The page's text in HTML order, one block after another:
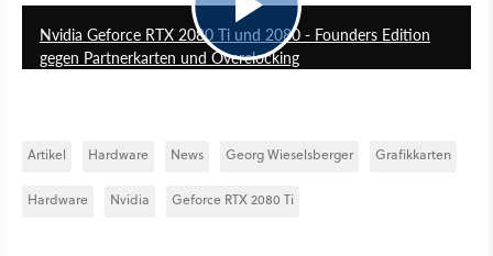
Nvidia Geforce RTX 2080 Ti und 2080 - Founders Edition
gegen Partnerkarten und Overclocking
Artikel Hardware News Georg Wieselsberger Grafikkarten
Hardware Nvidia Geforce RTX 2080 Ti